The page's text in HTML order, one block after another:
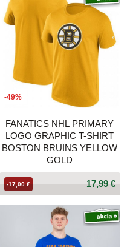
-49%
FANATICS NHL PRIMARY
LOGO GRAPHIC T-SHIRT
BOSTON BRUINS YELLOW
GOLD
17,99 €
-17,00 €